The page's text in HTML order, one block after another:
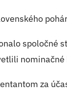
spoločné
za